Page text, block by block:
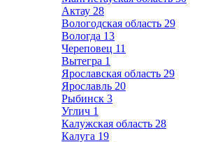
Актау 28
Вологодская область 29
Вологда 13
Череповец 11
Вытегра 1
Ярославская область 29
Ярославль 20
Рыбинск 3
Углич 1
Калужская область 28
Калуга 19